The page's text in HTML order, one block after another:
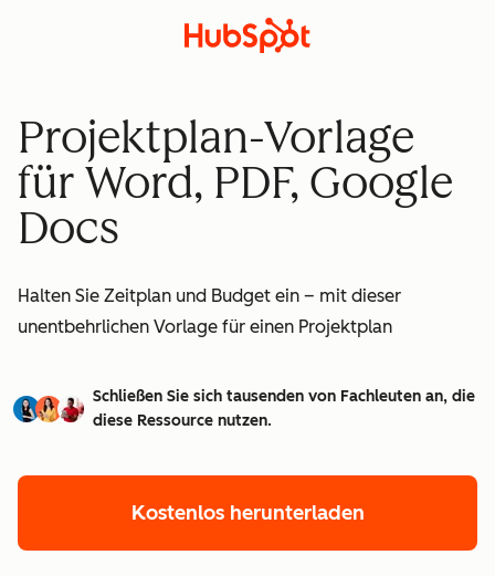
Projektplan-Vorlage
für Word, PDF, Google
Docs
Halten Sie Zeitplan und Budget ein – mit dieser
unentbehrlichen Vorlage für einen Projektplan
Schließen Sie sich tausenden von Fachleuten an, die
diese Ressource nutzen.
Kostenlos herunterladen